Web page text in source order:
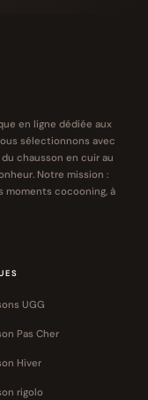
en ligne dédiée aux
sélectionnons avec
chausson en cuir au
Notre mission :
moments cocooning, à
UGG
Pas Cher
Hiver
rigolo